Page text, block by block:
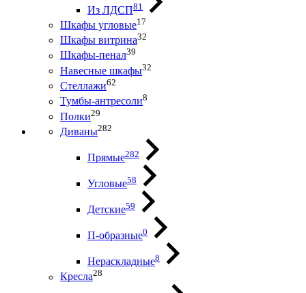
Из ЛДСП81
Шкафы угловые17
Шкафы витрина32
Шкафы-пенал39
Навесные шкафы32
Стеллажи62
Тумбы-антресоли8
Полки29
Диваны282
Прямые282
Угловые58
Детские59
П-образные0
Нераскладные8
Кресла28